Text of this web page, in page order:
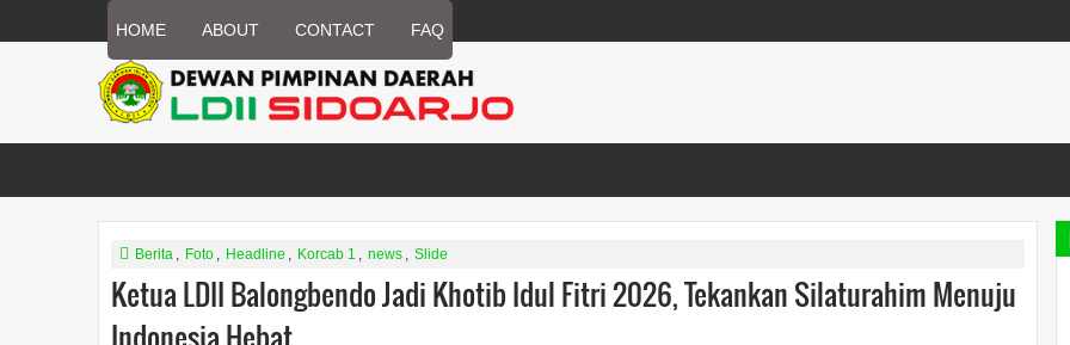
HOME ABOUT CONTACT FAQ
Berita , Foto , Headline , Korcab 1 , news , Slide
Ketua LDII Balongbendo Jadi Khotib Idul Fitri 2026, Tekankan Silaturahim Menuju